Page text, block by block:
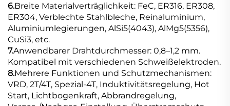
6.Breite Materialverträglichkeit: FeC, ER316, ER308,
ER304, Verblechte Stahlbleche, Reinaluminium,
Aluminiumlegierungen, AlSi5(4043), AlMg5(5356),
CuSi3, etc.
7.Anwendbarer Drahtdurchmesser: 0,8–1,2 mm.
Kompatibel mit verschiedenen Schweißelektroden.
8.Mehrere Funktionen und Schutzmechanismen:
VRD, 2T/4T, Spezial-4T, Induktivitätsregelung, Hot
Start, Lichtbogenkraft, Abbrandregelung,